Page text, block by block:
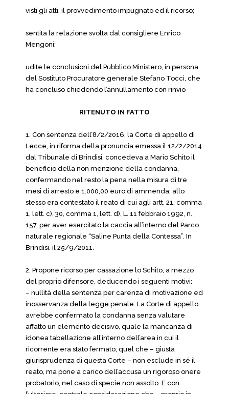
visti gli atti, il provvedimento impugnato ed il ricorso;
sentita la relazione svolta dal consigliere Enrico
Mengoni;
udite le conclusioni del Pubblico Ministero, in persona
del Sostituto Procuratore generale Stefano Tocci, che
ha concluso chiedendo l’annullamento con rinvio
RITENUTO IN FATTO
1. Con sentenza dell’8/2/2016, la Corte di appello di
Lecce, in riforma della pronuncia emessa il 12/2/2014
dal Tribunale di Brindisi, concedeva a Mario Schito il
beneficio della non menzione della condanna,
confermando nel resto la pena nella misura di tre
mesi di arresto e 1.000,00 euro di ammenda; allo
stesso era contestato il reato di cui agli artt. 21, comma
1, lett. c), 30, comma 1, lett. d), L. 11 febbraio 1992, n.
157, per aver esercitato la caccia all’interno del Parco
naturale regionale “Saline Punta della Contessa”. In
Brindisi, il 25/9/2011.
2. Propone ricorso per cassazione lo Schito, a mezzo
del proprio difensore, deducendo i seguenti motivi:
– nullità della sentenza per carenza di motivazione ed
inosservanza della legge penale. La Corte di appello
avrebbe confermato la condanna senza valutare
affatto un elemento decisivo, quale la mancanza di
idonea tabellazione all’interno dell’area in cui il
ricorrente era stato fermato; quel che – giusta
giurisprudenza di questa Corte – non esclude in sé il
reato, ma pone a carico dell’accusa un rigoroso onere
probatorio, nel caso di specie non assolto. E con